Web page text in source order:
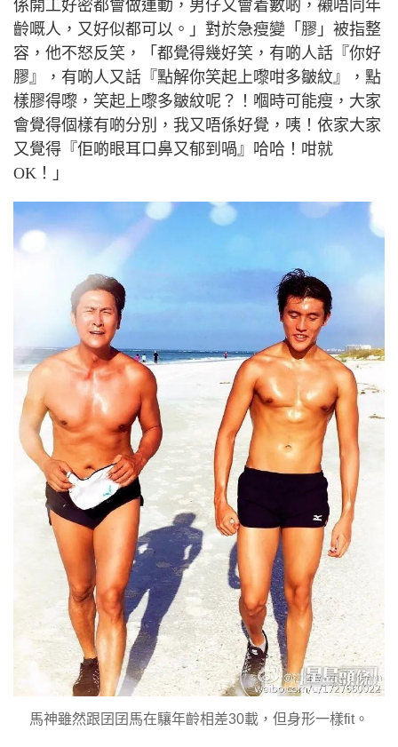
係開工好密都會做運動，男仔又會着數啲，襯唔同年
齡嘅人，又好似都可以。」對於急瘦變「膠」被指整
容，他不怒反笑，「都覺得幾好笑，有啲人話『你好
膠』，有啲人又話『點解你笑起上嚟咁多皺紋』，點
樣膠得嚟，笑起上嚟多皺紋呢？！嗰時可能瘦，大家
會覺得個樣有啲分別，我又唔係好覺，咦！依家大家
又覺得『佢啲眼耳口鼻又郁到喎』哈哈！咁就
OK ！」
馬神雖然跟囝囝馬在驤年齡相差30載，但身形一樣fit。